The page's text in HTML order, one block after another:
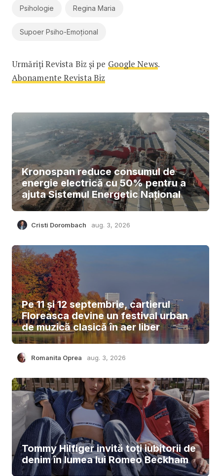
Psihologie Regina Maria
Supoer Psiho-Emoțional
Urmăriți Revista Biz și pe Google News.
Abonamente Revista Biz
Kronospan reduce consumul de
energie electrică cu 50% pentru a
ajuta Sistemul Energetic Național
Cristi Dorombach aug. 3, 2026
Pe 11 și 12 septembrie, cartierul
Floreasca devine un festival urban
de muzică clasică în aer liber
Romanita Oprea aug. 3, 2026
Tommy Hilfiger invită toți iubitorii de
denim în lumea lui Romeo Beckham